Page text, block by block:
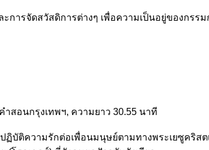
การจัดสวัสดิการต่างๆ เพื่อความเป็นอยู่ของกรร
สอนกรุงเทพฯ, ความยาว 30.55 นาที
ฏิบัติความรักต่อเพื่อนมนุษย์ตามทางพระเยซูคริสต